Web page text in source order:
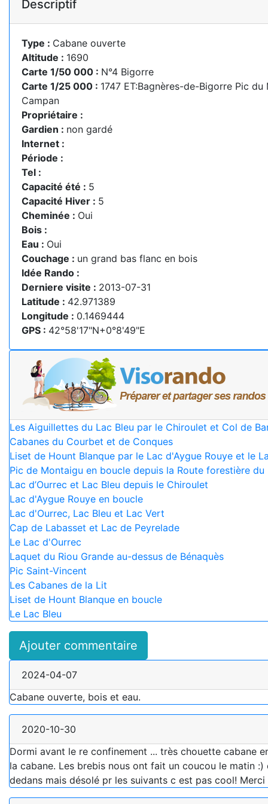
Descriptif
Type : Cabane ouverte
Altitude : 1690
Carte 1/50 000 : N°4 Bigorre
Carte 1/25 000 : 1747 ET:Bagnères-de-Bigorre Pic
Campan
Propriétaire :
Gardien : non gardé
Internet :
Période :
Tel :
Capacité été : 5
Capacité Hiver : 5
Cheminée : Oui
Bois :
Eau : Oui
Couchage : un grand bas flanc en bois
Idée Rando :
Derniere visite : 2013-07-31
Latitude : 42.971389
Longitude : 0.1469444
GPS : 42°58'17"N+0°8'49"E
Les Aiguillettes du Lac Bleu par le Chiroulet et Col de
Cabanes du Courbet et de Conques
Liset de Hount Blanque par le Lac d'Aygue Rouye et le
Pic de Montaigu en boucle depuis la Route forestière du
Lac d’Ourrec et Lac Bleu depuis le Chiroulet
Lac d'Aygue Rouye en boucle
Lac d'Ourrec, Lac Bleu et Lac Vert
Cap de Labasset et Lac de Peyrelade
Le Lac d'Ourrec
Laquet du Riou Grande au-dessus de Bénaquès
Pic Saint-Vincent
Les Cabanes de la Lit
Liset de Hount Blanque en boucle
Le Lac Bleu
Ajouter commentaire
2024-04-07
Cabane ouverte, bois et eau.
2020-10-30
Dormi avant le re confinement ... très chouette cabane
la cabane. Les brebis nous ont fait un coucou le matin
dedans mais désolé pr les suivants c est pas cool!